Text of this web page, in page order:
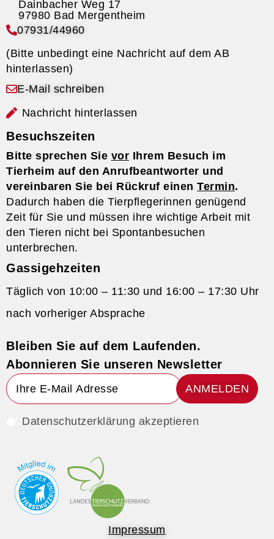
07931/44960
(Bitte unbedingt eine Nachricht auf dem AB
hinterlassen)
E-Mail schreiben
Nachricht hinterlassen
Besuchszeiten
Bitte sprechen Sie vor Ihrem Besuch im
Tierheim auf den Anrufbeantworter und
vereinbaren Sie bei Rückruf einen Termin.
Dadurch haben die Tierpflegerinnen genügend
Zeit für Sie und müssen ihre wichtige Arbeit mit
den Tieren nicht bei Spontanbesuchen
unterbrechen.
Gassigehzeiten
Täglich von 10:00 – 11:30 und 16:00 – 17:30 Uhr
nach vorheriger Absprache
Bleiben Sie auf dem Laufenden.
Abonnieren Sie unseren Newsletter
ANMELDEN
Datenschutzerklärung akzeptieren
Impressum